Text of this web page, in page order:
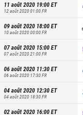
11 août 2020 19:00ET
12 août 2020 01:00FR
09 août 2020 18:00ET
10 août 2020 00:00FR
07 août 2020 15:00ET
07 août 2020 21:00FR
06 août 2020 11:30ET
06 août 2020 17:30FR
04 août 2020 12:30ET
04 août 2020 18:30FR
02 août 2020 16:00ET